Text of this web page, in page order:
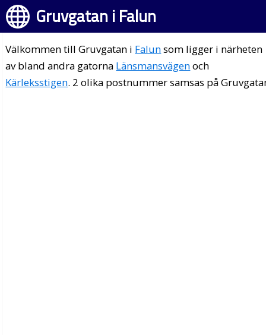
Gruvgatan i Falun
Välkommen till Gruvgatan i Falunsom ligger i närheten
av bland andra gatorna Länsmansvägenoch
Kärleksstigen. 2 olika postnummer samsas på